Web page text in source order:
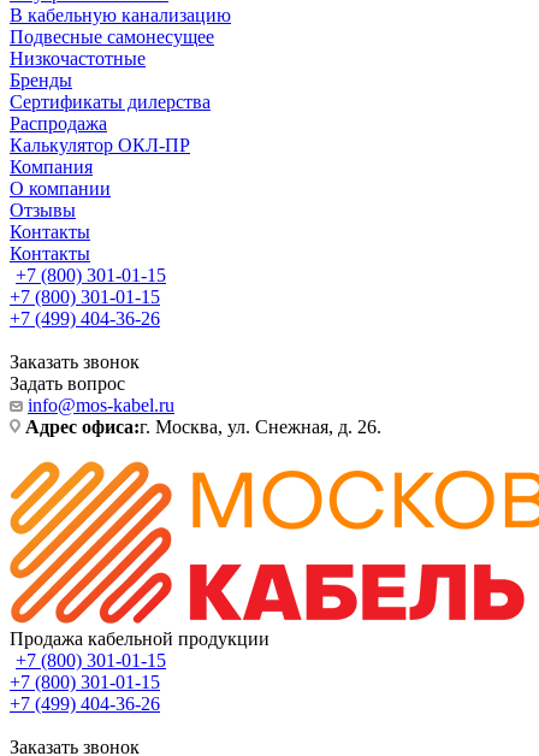
В кабельную канализацию
Подвесные самонесущее
Низкочастотные
Бренды
Сертификаты дилерства
Распродажа
Калькулятор ОКЛ-ПР
Компания
О компании
Отзывы
Контакты
Контакты
+7 (800) 301-01-15
+7 (800) 301-01-15
+7 (499) 404-36-26
Заказать звонок
Задать вопрос
info@mos-kabel.ru
Адрес офиса:г. Москва, ул. Снежная, д. 26.
Продажа кабельной продукции
+7 (800) 301-01-15
+7 (800) 301-01-15
+7 (499) 404-36-26
Заказать звонок